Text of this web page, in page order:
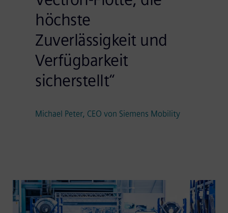
höchste
Zuverlässigkeit und
Verfügbarkeit
sicherstellt“
Michael Peter, CEO von Siemens Mobility